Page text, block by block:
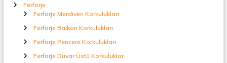
Ferforje
Ferforje Merdiven Korkulukları
Ferforje Balkon Korkulukları
Ferforje Pencere Korkulukları
Ferforje Duvar Üstü Korkuluklar